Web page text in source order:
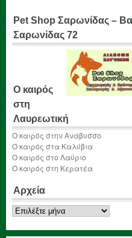
Pet Shop Σαρωνίδας –
Σαρωνίδας 72
Ο καιρός
στη
Λαυρεωτική
Ο καιρός στην Ανάβυσσο
Ο καιρός στα Καλύβια
Ο καιρός στο Λαύριο
Ο καιρός στη Κερατέα
Αρχεία
Αρχεία